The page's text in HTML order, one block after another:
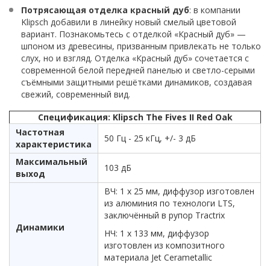
Потрясающая отделка красный дуб: в компании
Klipsch добавили в линейку новый смелый цветовой
вариант. Познакомьтесь с отделкой «Красный дуб» —
шпоном из древесины, призванным привлекать не только
слух, но и взгляд. Отделка «Красный дуб» сочетается с
современной белой передней панелью и светло-серыми
съёмными защитными решётками динамиков, создавая
свежий, современный вид.
Спецификация: Klipsch The Fives II Red Oak
Частотная
характеристика
50 Гц - 25 кГц, +/- 3 дБ
Максимальный
выход
103 дБ
Динамики
ВЧ: 1 х 25 мм, диффузор изготовлен
из алюминия по технологи LTS,
заключённый в рупор Tractrix
НЧ: 1 х 133 мм, диффузор
изготовлен из композитного
материала Jet Cerametallic